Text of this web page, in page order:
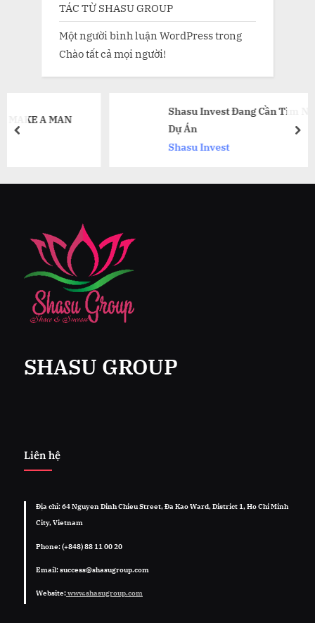
TÁC TỪ SHASU GROUP
Một người bình luận WordPresstrong
Chào tất cả mọi người!
Shasu Invest Đang Cần Tìm Nhà Đầu Tư
prev
SHASU GROUP
Liên hệ
Địa chỉ: 64 Nguyen Dinh Chieu Street, Đa Kao Ward, District 1, Ho Chi Minh
City, Vietnam
Phone: (+848) 88 11 00 20
Email: success@shasugroup.com
Website:www.shasugroup.com